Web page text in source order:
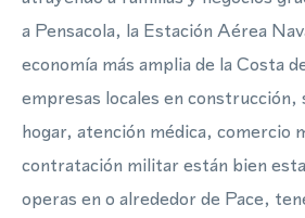
a Pensacola, la Estación Aérea
economía más amplia de la Costa
empresas locales en construcción,
hogar, atención médica, comercio
contratación militar están bien
operas en o alrededor de Pace,